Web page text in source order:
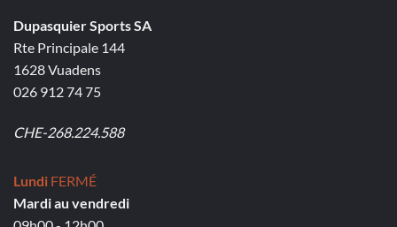
Dupasquier Sports SA
Rte Principale 144
1628 Vuadens
026 912 74 75
CHE-268.224.588
Lundi FERMÉ
Mardi au vendredi